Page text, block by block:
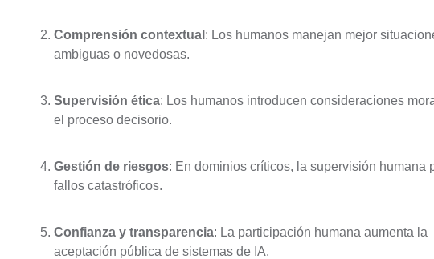
Comprensión contextual : Los humanos manejan mejor
ambiguas o novedosas.
Supervisión ética: Los humanos introducen consideraciones
el proceso decisorio.
Gestión de riesgos: En dominios críticos, la supervisión humana
fallos catastróficos.
Confianza y transparencia: La participación humana aumenta la
aceptación pública de sistemas de IA.